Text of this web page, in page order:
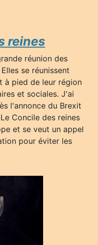
reines
réunion des
se réunissent
à pied de leur région
et sociales. J'ai
l'annonce du Brexit
Concile des reines
et se veut un appel
pour éviter les